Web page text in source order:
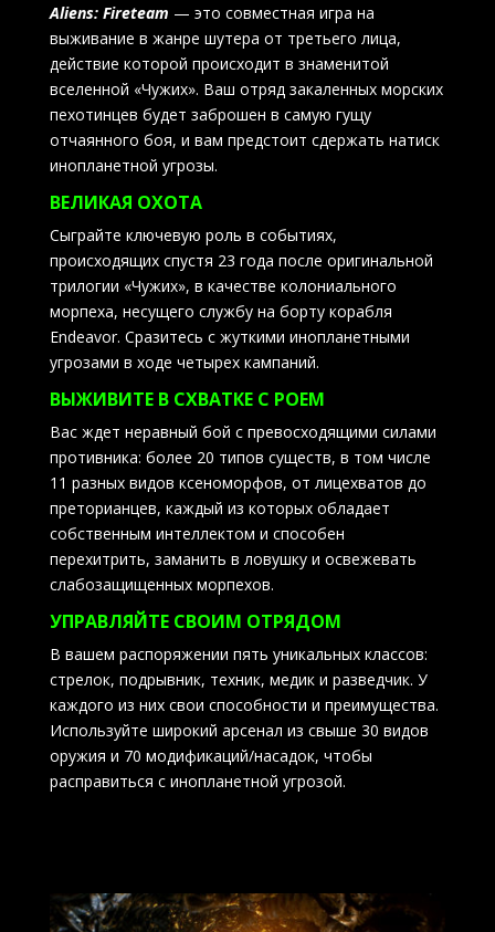
Aliens: Fireteam — это совместная игра на
выживание в жанре шутера от третьего лица,
действие которой происходит в знаменитой
вселенной «Чужих». Ваш отряд закаленных морских
пехотинцев будет заброшен в самую гущу
отчаянного боя, и вам предстоит сдержать натиск
инопланетной угрозы.
ВЕЛИКАЯ ОХОТА
Сыграйте ключевую роль в событиях,
происходящих спустя 23 года после оригинальной
трилогии «Чужих», в качестве колониального
морпеха, несущего службу на борту корабля
Endeavor. Сразитесь с жуткими инопланетными
угрозами в ходе четырех кампаний.
ВЫЖИВИТЕ В СХВАТКЕ С РОЕМ
Вас ждет неравный бой с превосходящими силами
противника: более 20 типов существ, в том числе
11 разных видов ксеноморфов, от лицехватов до
преторианцев, каждый из которых обладает
собственным интеллектом и способен
перехитрить, заманить в ловушку и освежевать
слабозащищенных морпехов.
УПРАВЛЯЙТЕ СВОИМ ОТРЯДОМ
В вашем распоряжении пять уникальных классов:
стрелок, подрывник, техник, медик и разведчик. У
каждого из них свои способности и преимущества.
Используйте широкий арсенал из свыше 30 видов
оружия и 70 модификаций/насадок, чтобы
расправиться с инопланетной угрозой.